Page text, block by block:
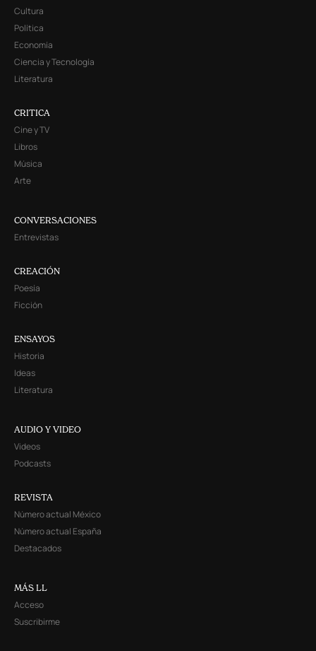
Cultura
Política
Economía
Ciencia y Tecnología
Literatura
CRITICA
Cine y TV
Libros
Música
Arte
CONVERSACIONES
Entrevistas
CREACIÓN
Poesía
Ficción
ENSAYOS
Historia
Ideas
Literatura
AUDIO Y VIDEO
Videos
Podcasts
REVISTA
Número actual México
Número actual España
Destacados
MÁS LL
Acceso
Suscribirme